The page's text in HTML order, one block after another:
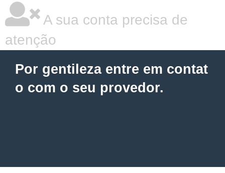
A sua conta precisa de
atenção
Por gentileza entre em contat
o com o seu provedor.